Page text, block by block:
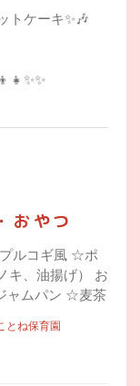
トケーキ✨🎶
おやつ
ルコギ風 ☆ポ
キ、油揚げ） お
ャムパン ☆麦茶
とね保育園